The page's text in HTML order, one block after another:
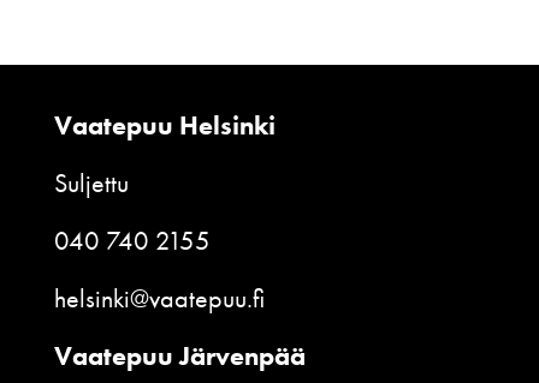
Vaatepuu Helsinki
Suljettu
040 740 2155
helsinki@vaatepuu.fi
Vaatepuu Järvenpää